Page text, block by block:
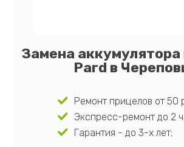
Замена аккумулятора
Pard в
Ремонт прицелов от 50
Экспресс-ремонт до 2
Гарантия - до 3-х лет;